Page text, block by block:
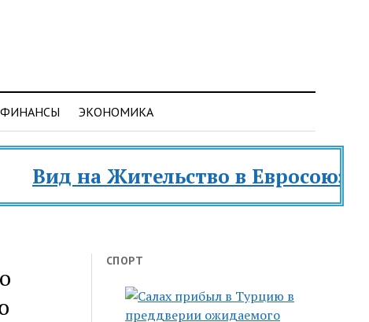
ФИНАНСЫ ЭКОНОМИКА
на Жительство в Евросоюзе и
СПОРТ